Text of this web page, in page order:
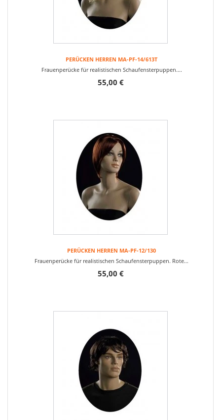
PERÜCKEN HERREN MA-PF-14/613T
Frauenperücke für realistischen Schaufensterpuppen....
55,00 €
PERÜCKEN HERREN MA-PF-12/130
Frauenperücke für realistischen Schaufensterpuppen. Rote...
55,00 €